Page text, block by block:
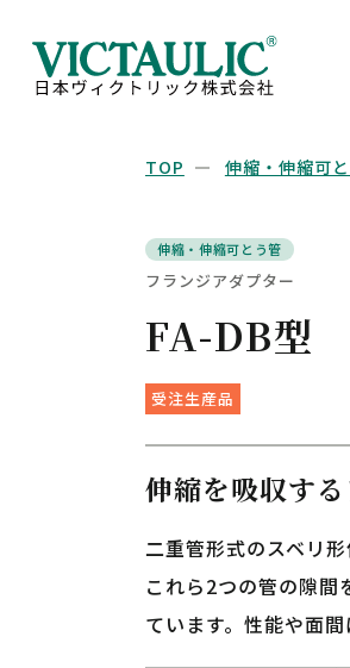
TOP 伸縮・伸縮可
伸縮・伸縮可とう管
フランジアダプター
FA-DB型
受注生産品
伸縮を吸収す
二重管形式のスベリ
これら2つの管の隙間
ています。性能や面